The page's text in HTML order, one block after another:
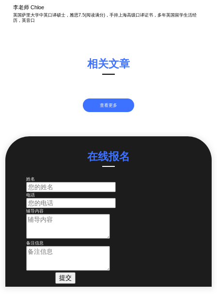
李老师 Chloe
英国萨里大学中英口译硕士，雅思7.5(阅读满分)，手持上海高级口译证书，多年英国留学生活经
历，英音口
相关文章
查看更多
在线报名
姓名
电话
辅导内容
备注信息
提交